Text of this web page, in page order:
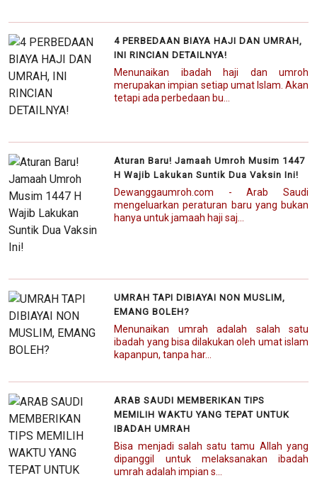
4 PERBEDAAN BIAYA HAJI DAN UMRAH,
INI RINCIAN DETAILNYA!
Menunaikan ibadah haji dan umroh
merupakan impian setiap umat Islam. Akan
tetapi ada perbedaan bu...
Aturan Baru! Jamaah Umroh Musim 1447
H Wajib Lakukan Suntik Dua Vaksin Ini!
Dewanggaumroh.com - Arab Saudi
mengeluarkan peraturan baru yang bukan
hanya untuk jamaah haji saj...
UMRAH TAPI DIBIAYAI NON MUSLIM,
EMANG BOLEH?
Menunaikan umrah adalah salah satu
ibadah yang bisa dilakukan oleh umat islam
kapanpun, tanpa har...
ARAB SAUDI MEMBERIKAN TIPS
MEMILIH WAKTU YANG TEPAT UNTUK
IBADAH UMRAH
Bisa menjadi salah satu tamu Allah yang
dipanggil untuk melaksanakan ibadah
umrah adalah impian s...